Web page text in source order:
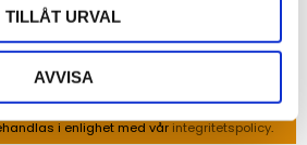
TILLÅT URVAL
AVVISA
i enlighet med vår integritetspolicy.